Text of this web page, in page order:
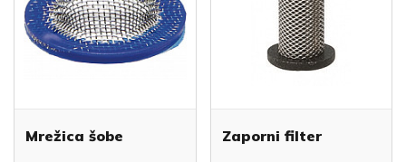
Mrežica šobe Zaporni filter